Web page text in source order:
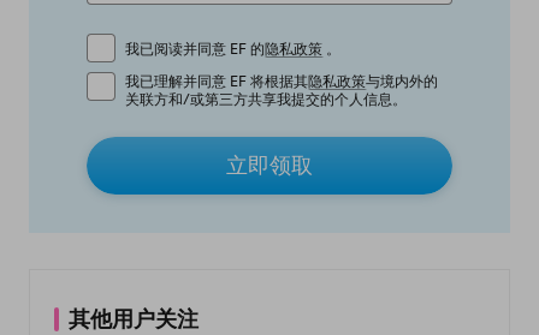
我已阅读并同意 EF 的隐私政策 。
我已理解并同意 EF 将根据其隐私政策与境内外的
关联方和/或第三方共享我提交的个人信息。
立即领取
其他用户关注